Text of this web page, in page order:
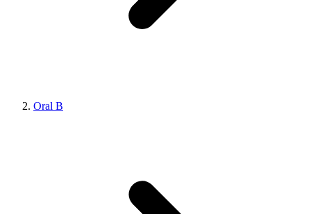
Oral B